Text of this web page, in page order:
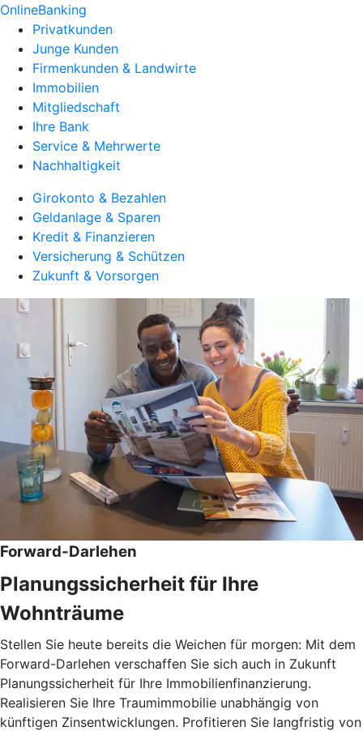
OnlineBanking
Privatkunden
Junge Kunden
Firmenkunden & Landwirte
Immobilien
Mitgliedschaft
Ihre Bank
Service & Mehrwerte
Nachhaltigkeit
Girokonto & Bezahlen
Geldanlage & Sparen
Kredit & Finanzieren
Versicherung & Schützen
Zukunft & Vorsorgen
Forward-Darlehen
Planungssicherheit für Ihre
Wohnträume
Stellen Sie heute bereits die Weichen für morgen: Mit dem
Forward-Darlehen verschaffen Sie sich auch in Zukunft
Planungssicherheit für Ihre Immobilienfinanzierung.
Realisieren Sie Ihre Traumimmobilie unabhängig von
künftigen Zinsentwicklungen. Profitieren Sie langfristig von